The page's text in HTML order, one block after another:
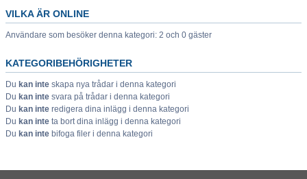
VILKA ÄR ONLINE
Användare som besöker denna kategori: 2 och 0 gäster
KATEGORIBEHÖRIGHETER
Du kan inte skapa nya trådar i denna kategori
Du kan inte svara på trådar i denna kategori
Du kan inte redigera dina inlägg i denna kategori
Du kan inte ta bort dina inlägg i denna kategori
Du kan inte bifoga filer i denna kategori